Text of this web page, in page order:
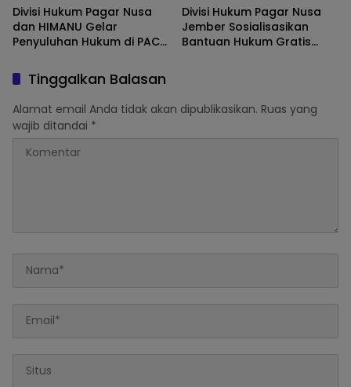
Divisi Hukum Pagar Nusa
dan HIMANU Gelar
Penyuluhan Hukum di PAC
Hukum Kader
Divisi Hukum Pagar Nusa
Jember Sosialisasikan
Bantuan Hukum Gratis
Tinggalkan Balasan
Alamat email Anda tidak akan dipublikasikan. Ruas yang
wajib ditandai *